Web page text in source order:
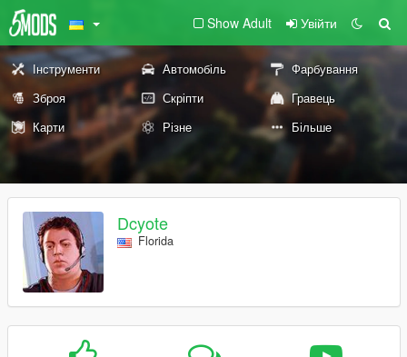
Show Adult Увійти
Інструменти Автомобіль
Фарбування
Зброя
Скріпти
Гравець
Карти
Різне Більше
Dcyote
Florida